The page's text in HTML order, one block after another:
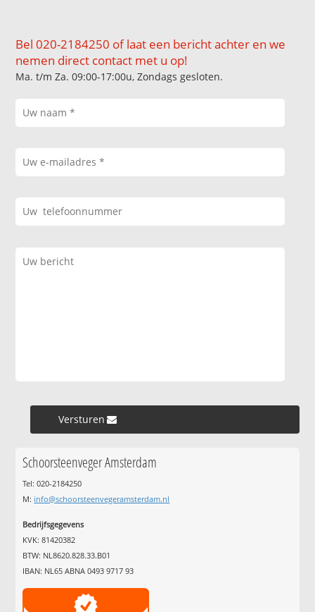
Bel 020-2184250 of laat een bericht achter en we
nemen direct contact met u op!
Ma. t/m Za. 09:00-17:00u, Zondags gesloten.
Versturen »
Schoorsteenveger Amsterdam
Tel: 020-2184250
M: info@schoorsteenvegeramsterdam.nl
Bedrijfsgegevens
KVK: 81420382
BTW: NL8620.828.33.B01
IBAN: NL65 ABNA 0493 9717 93